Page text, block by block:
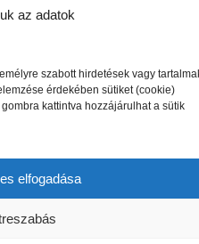
az adatok
szabott hirdetések vagy
érdekében sütiket (cookie)
kattintva hozzájárulhat a sütik
elfogadása